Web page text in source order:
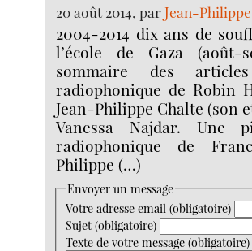
20 août 2014, parJean-
2004-2014 dix ans de
l’école de Gaza
sommaire des
radiophonique de Robin
Jean-Philippe Chalte (son
Vanessa Najdar. Une
radiophonique de
Philippe (…)
Envoyer un message
Votre adresse email (obligatoire)
Sujet (obligatoire)
Texte de votre message (obligatoire)